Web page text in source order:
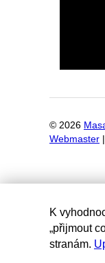
© 2026
Webmaster
K
„přijmout
stranám.